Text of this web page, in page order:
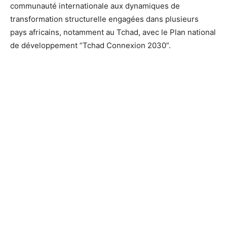
communauté internationale aux dynamiques de
transformation structurelle engagées dans plusieurs
pays africains, notamment au Tchad, avec le Plan national
de développement “Tchad Connexion 2030”.